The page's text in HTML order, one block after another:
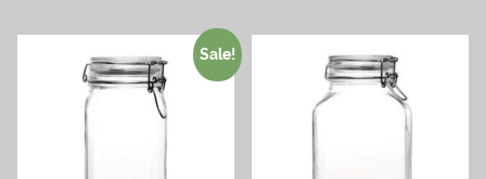
Sale!